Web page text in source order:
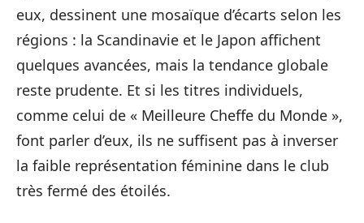
eux, dessinent une mosaïque d’écarts selon les
régions : la Scandinavie et le Japon affichent
quelques avancées, mais la tendance globale
reste prudente. Et si les titres individuels,
comme celui de « Meilleure Cheffe du Monde »,
font parler d’eux, ils ne suffisent pas à inverser
la faible représentation féminine dans le club
très fermé des étoilés.